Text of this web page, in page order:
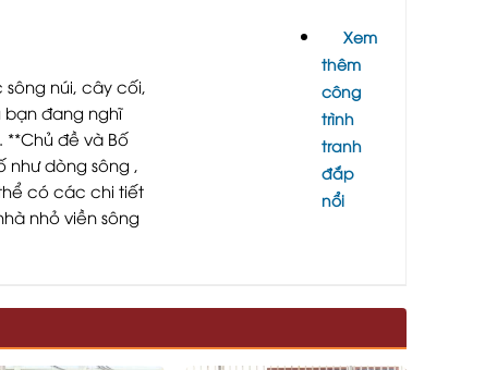
sông núi, cây cối,
bạn đang nghĩ
đề và Bố
như dòng sông ,
có các chi tiết
nhỏ viền sông
Xem
thêm
công
trình
tranh
đắp
nổi